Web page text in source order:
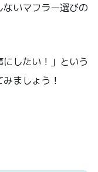
いマフラー選びの
したい！」という
ましょう！